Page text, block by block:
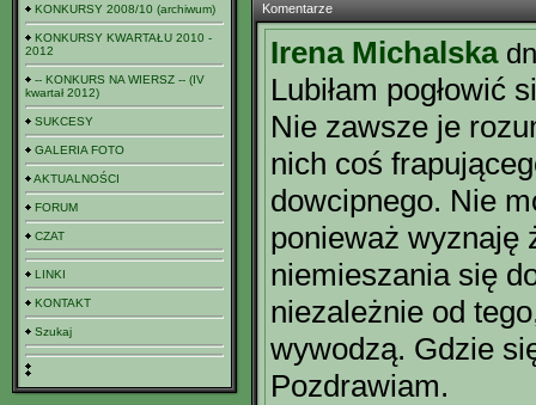
KONKURSY 2008/10 (archiwum)
KONKURSY KWARTAŁU 2010 -
2012
-- KONKURS NA WIERSZ -- (IV
kwartał 2012)
SUKCESY
GALERIA FOTO
AKTUALNOŚCI
FORUM
CZAT
LINKI
KONTAKT
Szukaj
Komentarze
Irena Michalska
Lubiłam pogłowić
Nie zawsze je
nich coś
dowcipnego. Nie
ponieważ wyznaję
niemieszania się
niezależnie od
wywodzą. Gdzie
Pozdrawiam.